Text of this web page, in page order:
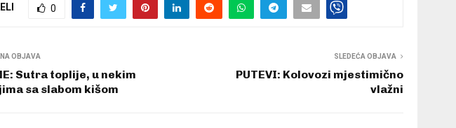
0
OBJAVA
Sutra toplije, u nekim
sa slabom kišom
SLEDEĆA OBJAVA
PUTEVI: Kolovozi mjestimično
vlažni